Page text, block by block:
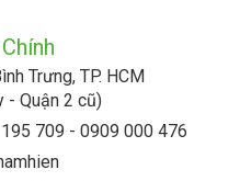
Trưng, TP. HCM
- Quận 2 cũ)
709 - 0909 000 476